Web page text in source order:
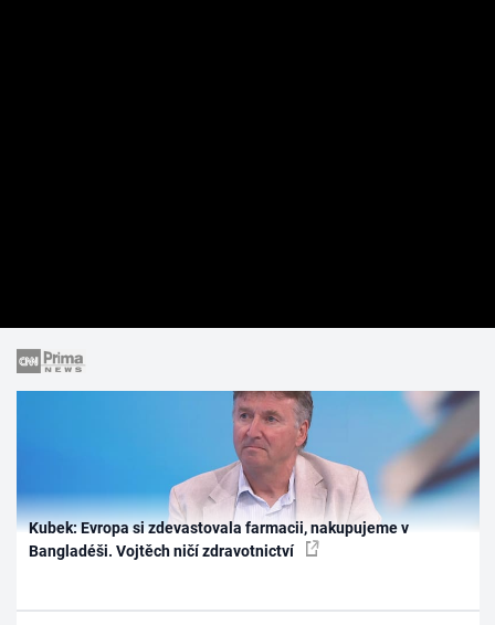
Kubek: Evropa si zdevastovala farmacii, nakupujeme v
Bangladéši. Vojtěch ničí zdravotnictví